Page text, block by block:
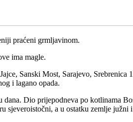
praćeni grmljavinom.
ima magle.
Sanski Most, Sarajevo,
i lagano opada.
Dio prijepodneva po kotlinama
a u ostatku zemlje južni